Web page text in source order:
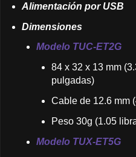
Alimentación por USB
Dimensiones
Modelo TUC-ET2G
84 x 32 x 13 mm
pulgadas)
Cable de 12.6 mm
Peso 30g (1.05
Modelo TUX-ET5G